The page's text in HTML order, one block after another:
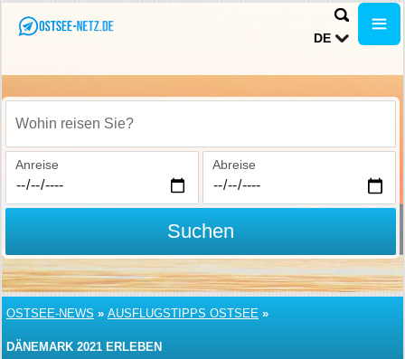
DE
Wohin reisen Sie?
Anreise Abreise
Suchen
OSTSEE-NEWS » AUSFLUGSTIPPS OSTSEE »
DÄNEMARK 2021 ERLEBEN